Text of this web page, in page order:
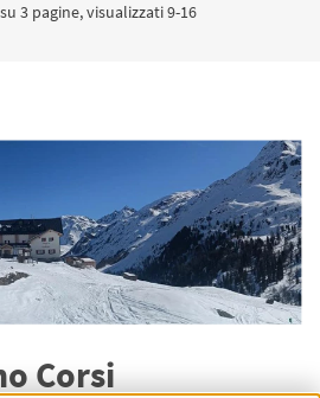
3 pagine, visualizzati 9-16
Corsi